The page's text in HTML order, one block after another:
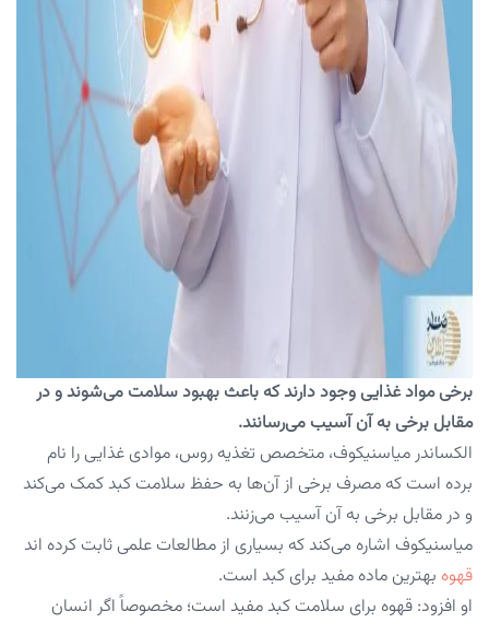
برخی مواد غذایی وجود دارند که باعث بهبود سلامت می‌شوند و در
مقابل برخی به آن آسیب می‌رسانند.
الکساندر میاسنیکوف، متخصص تغذیه روس، موادی غذایی را نام
برده است که مصرف برخی از آن‌ها به حفظ سلامت کبد کمک می‌کند
و در مقابل برخی به آن آسیب می‌زنند.
میاسنیکوف اشاره می‌کند که بسیاری از مطالعات علمی ثابت کرده اند
قهوه بهترین ماده مفید برای کبد است.
او افزود: قهوه برای سلامت کبد مفید است؛ مخصوصاً اگر انسان